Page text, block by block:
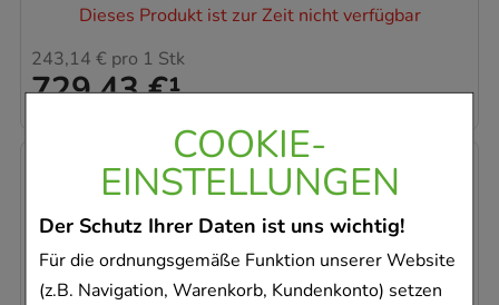
COOKIE-
EINSTELLUNGEN
Der Schutz Ihrer Daten ist uns wichtig!
Für die ordnungsgemäße Funktion unserer Website
(z.B. Navigation, Warenkorb, Kundenkonto) setzen
Dieses Produkt ist zur Zeit nicht verfügbar
729,43 €¹
243,14 € pro 1 Stk